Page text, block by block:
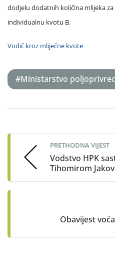
dodjelu dodatnih količina mlijeka
individualnu kvotu B.
Vodič kroz mliječne kvote
#Ministarstvo
navigation
PRETHODNA VIJEST
Vodstvo HPK
Tihomirom
Obavijest